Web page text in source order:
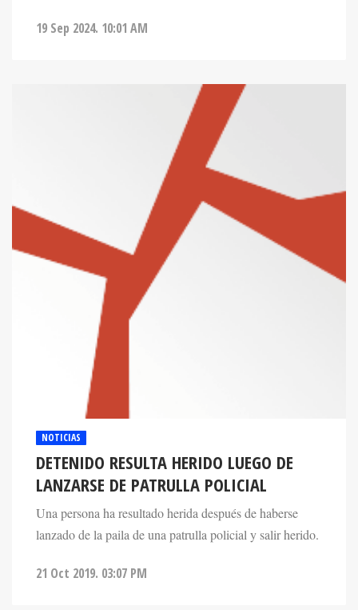
19 Sep 2024. 10:01 AM
NOTICIAS
DETENIDO RESULTA HERIDO LUEGO DE
LANZARSE DE PATRULLA POLICIAL
Una persona ha resultado herida después de haberse
lanzado de la paila de una patrulla policial y salir herido.
21 Oct 2019. 03:07 PM